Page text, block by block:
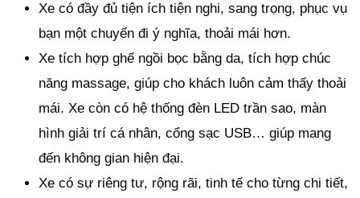
Xe có đầy đủ tiện ích tiện nghi, sang trọng, phục vụ
bạn một chuyến đi ý nghĩa, thoải mái hơn.
Xe tích hợp ghế ngồi bọc bằng da, tích hợp chúc
năng massage, giúp cho khách luôn cảm thấy thoải
mái. Xe còn có hệ thống đèn LED trần sao, màn
hình giải trí cá nhân, cổng sạc USB… giúp mang
đến không gian hiện đại.
Xe có sự riêng tư, rộng rãi, tinh tế cho từng chi tiết,